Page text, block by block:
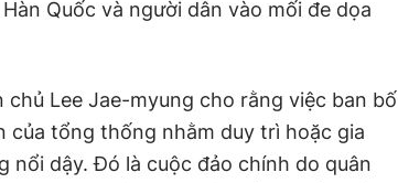
Quốc và người dân vào mối đe dọa
Lee Jae-myung cho rằng việc ban bố
của tổng thống nhằm duy trì hoặc gia
nổi dậy. Đó là cuộc đảo chính do quân